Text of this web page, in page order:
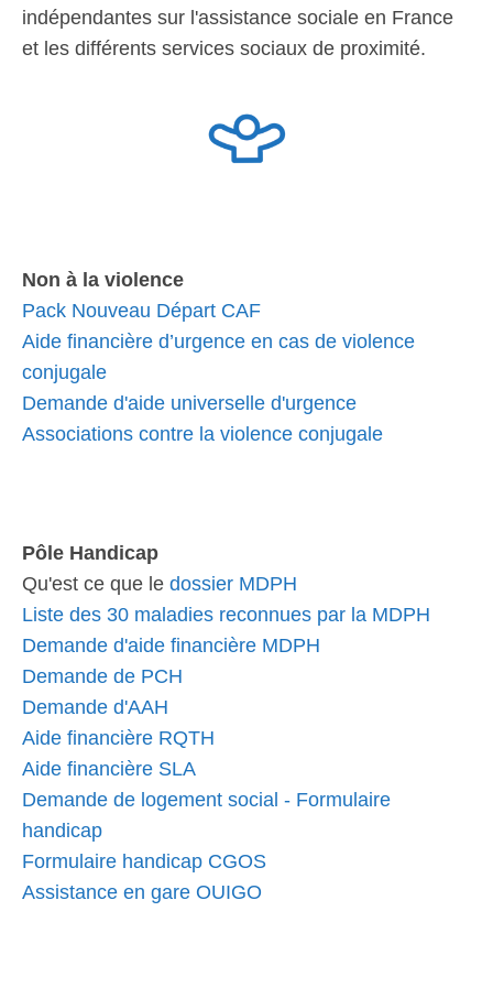
indépendantes sur l'assistance sociale en France
et les différents services sociaux de proximité.
Non à la violence
Pack Nouveau Départ CAF
Aide financière d’urgence en cas de violence
conjugale
Demande d'aide universelle d'urgence
Associations contre la violence conjugale
Pôle Handicap
Qu'est ce que le dossier MDPH
Liste des 30 maladies reconnues par la MDPH
Demande d'aide financière MDPH
Demande de PCH
Demande d'AAH
Aide financière RQTH
Aide financière SLA
Demande de logement social - Formulaire
handicap
Formulaire handicap CGOS
Assistance en gare OUIGO